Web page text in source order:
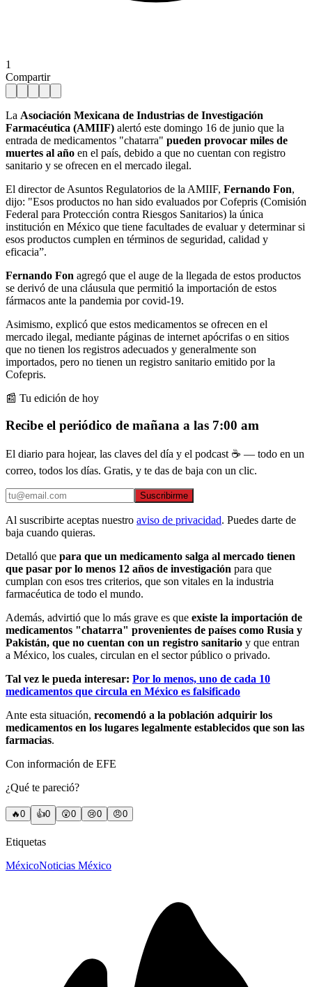
1
Compartir
La Asociación Mexicana de Industrias de Investigación
Farmacéutica (AMIIF) alertó este domingo 16 de junio que la
entrada de medicamentos "chatarra" pueden provocar miles de
muertes al año en el país, debido a que no cuentan con registro
sanitario y se ofrecen en el mercado ilegal.
El director de Asuntos Regulatorios de la AMIIF, Fernando Fon,
dijo: "Esos productos no han sido evaluados por Cofepris (Comisión
Federal para Protección contra Riesgos Sanitarios) la única
institución en México que tiene facultades de evaluar y determinar si
esos productos cumplen en términos de seguridad, calidad y
eficacia”.
Fernando Fon agregó que el auge de la llegada de estos productos
se derivó de una cláusula que permitió la importación de estos
fármacos ante la pandemia por covid-19.
Asimismo, explicó que estos medicamentos se ofrecen en el
mercado ilegal, mediante páginas de internet apócrifas o en sitios
que no tienen los registros adecuados y generalmente son
importados, pero no tienen un registro sanitario emitido por la
Cofepris.
📰 Tu edición de hoy
Recibe el periódico de mañana a las 7:00 am
El diario para hojear, las claves del día y el podcast ☕ — todo en un
correo, todos los días. Gratis, y te das de baja con un clic.
Suscribirme
Al suscribirte aceptas nuestro aviso de privacidad. Puedes darte de
baja cuando quieras.
Detalló que para que un medicamento salga al mercado tienen
que pasar por lo menos 12 años de investigación para que
cumplan con esos tres criterios, que son vitales en la industria
farmacéutica de todo el mundo.
Además, advirtió que lo más grave es que existe la importación de
medicamentos "chatarra" provenientes de países como Rusia y
Pakistán, que no cuentan con un registro sanitario y que entran
a México, los cuales, circulan en el sector público o privado.
Tal vez le pueda interesar: Por lo menos, uno de cada 10
medicamentos que circula en México es falsificado
Ante esta situación, recomendó a la población adquirir los
medicamentos en los lugares legalmente establecidos que son las
farmacias.
Con información de EFE
¿Qué te pareció?
🔥0 👍0 😲0 😢0 😠0
Etiquetas
MéxicoNoticias México